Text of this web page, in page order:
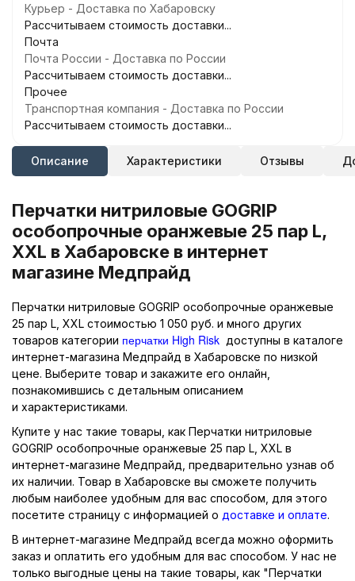
Курьер - Доставка по Хабаровску
Рассчитываем стоимость доставки...
Почта
Почта России - Доставка по России
Рассчитываем стоимость доставки...
Прочее
Транспортная компания - Доставка по России
Рассчитываем стоимость доставки...
Описание Характеристики Отзывы
Перчатки нитриловые GOGRIP
особопрочные оранжевые 25 пар L,
XXL в Хабаровске в интернет
магазине Медпрайд
Перчатки нитриловые GOGRIP особопрочные оранжевые
25 пар L, XXL стоимостью 1 050 руб. и много других
товаров категории перчатки High Risk доступны в каталоге
интернет-магазина Медпрайд в Хабаровске по низкой
цене. Выберите товар и закажите его онлайн,
познакомившись с детальным описанием
и характеристиками.
Купите у нас такие товары, как Перчатки нитриловые
GOGRIP особопрочные оранжевые 25 пар L, XXL в
интернет-магазине Медпрайд, предварительно узнав об
их наличии. Товар в Хабаровске вы сможете получить
любым наиболее удобным для вас способом, для этого
посетите страницу с информацией о доставке и оплате.
В интернет-магазине Медпрайд всегда можно оформить
заказ и оплатить его удобным для вас способом. У нас не
только выгодные цены на такие товары, как "Перчатки